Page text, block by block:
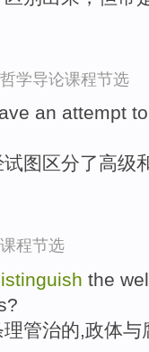
学导论课程节选
an attempt
图区分了高级
程节选
the
管治的,政体与